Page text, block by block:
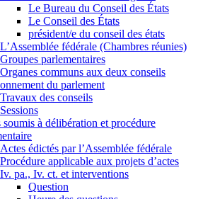
Le Bureau du Conseil des États
Le Conseil des États
président/e du conseil des états
L’Assemblée fédérale (Chambres réunies)
Groupes parlementaires
Organes communs aux deux conseils
du parlement
Travaux des conseils
Sessions
soumis à délibération et procédure
Actes édictés par l’Assemblée fédérale
Procédure applicable aux projets d’actes
Iv. pa., Iv. ct. et interventions
Question